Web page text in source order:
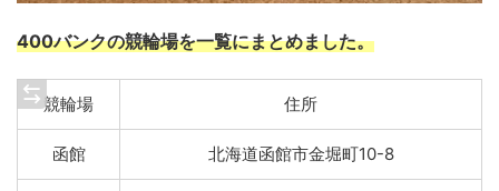
400バンクの競輪場を一覧にまとめました。
競輪場 住所
函館 北海道函館市金堀町10-8